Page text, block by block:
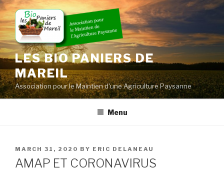
Skip
to
content
LES BIO PANIERS DE
MAREIL
Association pour le Maintien d'une Agriculture Paysanne
Menu
POSTED
ON
MARCH 31, 2020 BY ERIC DELANEAU
AMAP ET CORONAVIRUS